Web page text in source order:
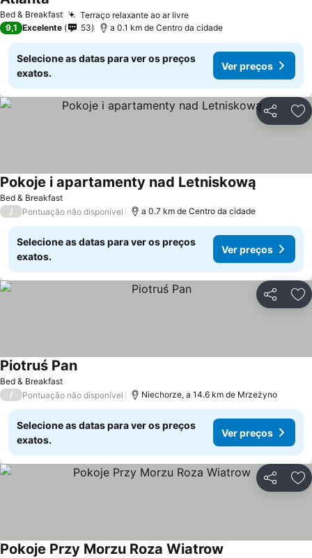
Bed & Breakfast Terraço relaxante ao ar livreVer preços
9,1 Excelente 53 a 0.1 km de Centro da cidade
Selecione as datas para ver os preços
exatos.
Ver preços
Partilhar
Bed & Breakfast
Pokoje i apartamenty nad Letniskową
/ Pontuação não disponível a 0.7 km de Centro da cidade
Selecione as datas para ver os preços
exatos.
Ver preços
Partilhar
Bed & Breakfast
Piotruś PanVer preços
/ Pontuação não disponível Niechorze, a 14.6 km de Mrzeżyno
Selecione as datas para ver os preços
exatos.
Ver preços
Partilhar
Pokoje Przy Morzu Roza Wiatrow